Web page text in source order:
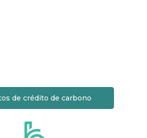
de crédito de carbono